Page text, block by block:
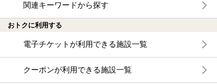
関連キーワードから探す
おトクに利用する
電子チケットが利用できる施設一覧
クーポンが利用できる施設一覧